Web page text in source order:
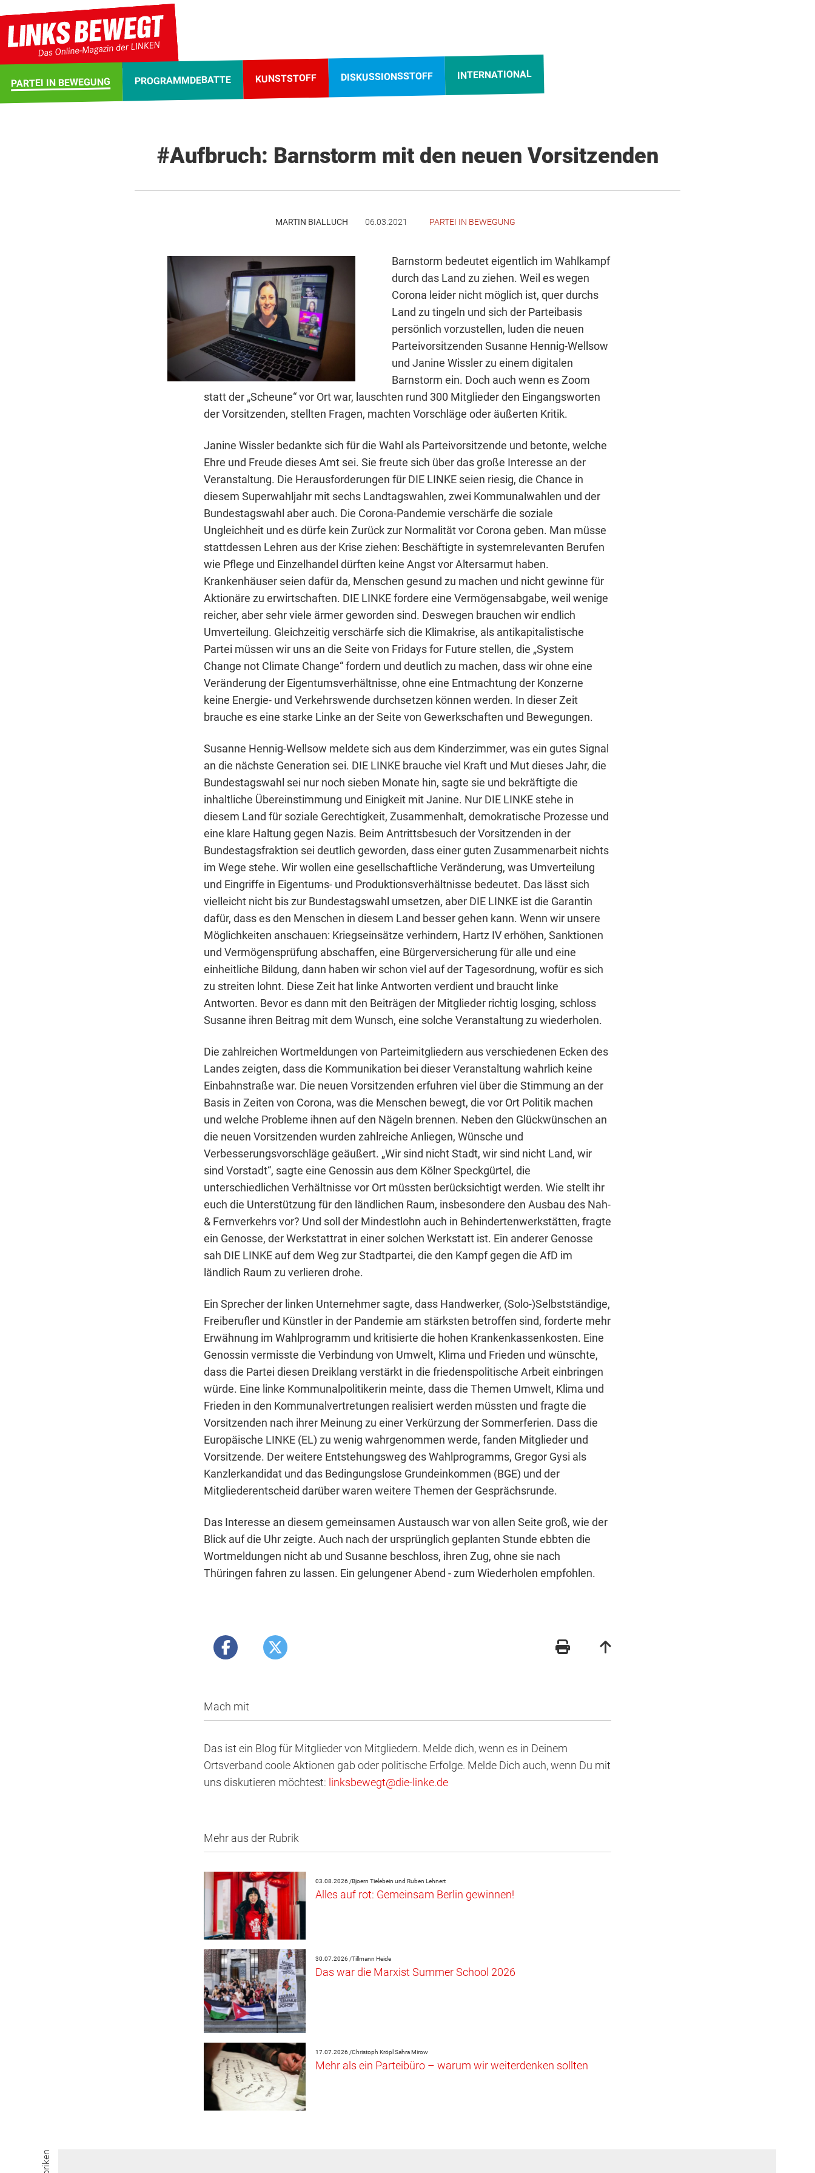
PARTEI IN BEWEGUNG PROGRAMMDEBATTE KUNSTSTOFF DISKUSSIONSSTOFF INTERNATIONAL
#Aufbruch: Barnstorm mit den neuen Vorsitzenden
MARTIN BIALLUCH 06.03.2021 PARTEI IN BEWEGUNG
Barnstorm bedeutet eigentlich im Wahlkampf
durch das Land zu ziehen. Weil es wegen
Corona leider nicht möglich ist, quer durchs
Land zu tingeln und sich der Parteibasis
persönlich vorzustellen, luden die neuen
Parteivorsitzenden Susanne Hennig-Wellsow
und Janine Wissler zu einem digitalen
Barnstorm ein. Doch auch wenn es Zoom
statt der „Scheune“ vor Ort war, lauschten rund 300 Mitglieder den Eingangsworten
der Vorsitzenden, stellten Fragen, machten Vorschläge oder äußerten Kritik.
Janine Wissler bedankte sich für die Wahl als Parteivorsitzende und betonte, welche
Ehre und Freude dieses Amt sei. Sie freute sich über das große Interesse an der
Veranstaltung. Die Herausforderungen für DIE LINKE seien riesig, die Chance in
diesem Superwahljahr mit sechs Landtagswahlen, zwei Kommunalwahlen und der
Bundestagswahl aber auch. Die Corona-Pandemie verschärfe die soziale
Ungleichheit und es dürfe kein Zurück zur Normalität vor Corona geben. Man müsse
stattdessen Lehren aus der Krise ziehen: Beschäftigte in systemrelevanten Berufen
wie Pflege und Einzelhandel dürften keine Angst vor Altersarmut haben.
Krankenhäuser seien dafür da, Menschen gesund zu machen und nicht gewinne für
Aktionäre zu erwirtschaften. DIE LINKE fordere eine Vermögensabgabe, weil wenige
reicher, aber sehr viele ärmer geworden sind. Deswegen brauchen wir endlich
Umverteilung. Gleichzeitig verschärfe sich die Klimakrise, als antikapitalistische
Partei müssen wir uns an die Seite von Fridays for Future stellen, die „System
Change not Climate Change“ fordern und deutlich zu machen, dass wir ohne eine
Veränderung der Eigentumsverhältnisse, ohne eine Entmachtung der Konzerne
keine Energie- und Verkehrswende durchsetzen können werden. In dieser Zeit
brauche es eine starke Linke an der Seite von Gewerkschaften und Bewegungen.
Susanne Hennig-Wellsow meldete sich aus dem Kinderzimmer, was ein gutes Signal
an die nächste Generation sei. DIE LINKE brauche viel Kraft und Mut dieses Jahr, die
Bundestagswahl sei nur noch sieben Monate hin, sagte sie und bekräftigte die
inhaltliche Übereinstimmung und Einigkeit mit Janine. Nur DIE LINKE stehe in
diesem Land für soziale Gerechtigkeit, Zusammenhalt, demokratische Prozesse und
eine klare Haltung gegen Nazis. Beim Antrittsbesuch der Vorsitzenden in der
Bundestagsfraktion sei deutlich geworden, dass einer guten Zusammenarbeit nichts
im Wege stehe. Wir wollen eine gesellschaftliche Veränderung, was Umverteilung
und Eingriffe in Eigentums- und Produktionsverhältnisse bedeutet. Das lässt sich
vielleicht nicht bis zur Bundestagswahl umsetzen, aber DIE LINKE ist die Garantin
dafür, dass es den Menschen in diesem Land besser gehen kann. Wenn wir unsere
Möglichkeiten anschauen: Kriegseinsätze verhindern, Hartz IV erhöhen, Sanktionen
und Vermögensprüfung abschaffen, eine Bürgerversicherung für alle und eine
einheitliche Bildung, dann haben wir schon viel auf der Tagesordnung, wofür es sich
zu streiten lohnt. Diese Zeit hat linke Antworten verdient und braucht linke
Antworten. Bevor es dann mit den Beiträgen der Mitglieder richtig losging, schloss
Susanne ihren Beitrag mit dem Wunsch, eine solche Veranstaltung zu wiederholen.
Die zahlreichen Wortmeldungen von Parteimitgliedern aus verschiedenen Ecken des
Landes zeigten, dass die Kommunikation bei dieser Veranstaltung wahrlich keine
Einbahnstraße war. Die neuen Vorsitzenden erfuhren viel über die Stimmung an der
Basis in Zeiten von Corona, was die Menschen bewegt, die vor Ort Politik machen
und welche Probleme ihnen auf den Nägeln brennen. Neben den Glückwünschen an
die neuen Vorsitzenden wurden zahlreiche Anliegen, Wünsche und
Verbesserungsvorschläge geäußert. „Wir sind nicht Stadt, wir sind nicht Land, wir
sind Vorstadt“, sagte eine Genossin aus dem Kölner Speckgürtel, die
unterschiedlichen Verhältnisse vor Ort müssten berücksichtigt werden. Wie stellt ihr
euch die Unterstützung für den ländlichen Raum, insbesondere den Ausbau des Nah-
& Fernverkehrs vor? Und soll der Mindestlohn auch in Behindertenwerkstätten, fragte
ein Genosse, der Werkstattrat in einer solchen Werkstatt ist. Ein anderer Genosse
sah DIE LINKE auf dem Weg zur Stadtpartei, die den Kampf gegen die AfD im
ländlich Raum zu verlieren drohe.
Ein Sprecher der linken Unternehmer sagte, dass Handwerker, (Solo-)Selbstständige,
Freiberufler und Künstler in der Pandemie am stärksten betroffen sind, forderte mehr
Erwähnung im Wahlprogramm und kritisierte die hohen Krankenkassenkosten. Eine
Genossin vermisste die Verbindung von Umwelt, Klima und Frieden und wünschte,
dass die Partei diesen Dreiklang verstärkt in die friedenspolitische Arbeit einbringen
würde. Eine linke Kommunalpolitikerin meinte, dass die Themen Umwelt, Klima und
Frieden in den Kommunalvertretungen realisiert werden müssten und fragte die
Vorsitzenden nach ihrer Meinung zu einer Verkürzung der Sommerferien. Dass die
Europäische LINKE (EL) zu wenig wahrgenommen werde, fanden Mitglieder und
Vorsitzende. Der weitere Entstehungsweg des Wahlprogramms, Gregor Gysi als
Kanzlerkandidat und das Bedingungslose Grundeinkommen (BGE) und der
Mitgliederentscheid darüber waren weitere Themen der Gesprächsrunde.
Das Interesse an diesem gemeinsamen Austausch war von allen Seite groß, wie der
Blick auf die Uhr zeigte. Auch nach der ursprünglich geplanten Stunde ebbten die
Wortmeldungen nicht ab und Susanne beschloss, ihren Zug, ohne sie nach
Thüringen fahren zu lassen. Ein gelungener Abend - zum Wiederholen empfohlen.
Mach mit
Das ist ein Blog für Mitglieder von Mitgliedern. Melde dich, wenn es in Deinem
Ortsverband coole Aktionen gab oder politische Erfolge. Melde Dich auch, wenn Du mit
uns diskutieren möchtest: linksbewegt@die-l inke.de
Mehr aus der Rubrik
03.08.2026 /Bjoern Tielebein und Ruben Lehnert
Alles auf rot: Gemeinsam Berlin gewinnen!
30.07.2026 /Tillmann Heide
Das war die Marxist Summer School 2026
17.07.2026 /Christoph Kröpl Sahra Mirow
Mehr als ein Parteibüro – warum wir weiterdenken sollten